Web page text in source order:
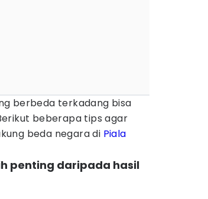
berbeda terkadang bisa
beberapa tips agar
beda negara di Piala
penting daripada hasil